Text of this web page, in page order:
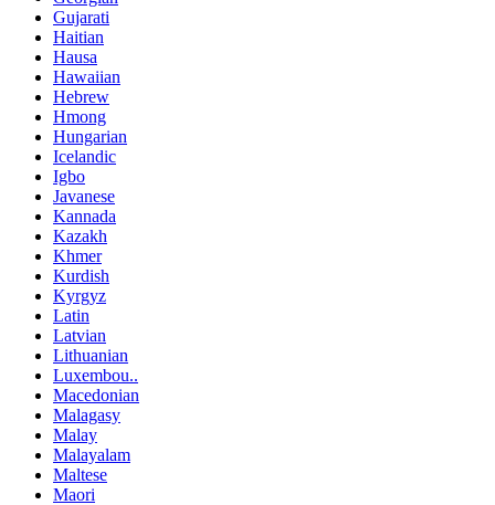
Gujarati
Haitian
Hausa
Hawaiian
Hebrew
Hmong
Hungarian
Icelandic
Igbo
Javanese
Kannada
Kazakh
Khmer
Kurdish
Kyrgyz
Latin
Latvian
Lithuanian
Luxembou..
Macedonian
Malagasy
Malay
Malayalam
Maltese
Maori